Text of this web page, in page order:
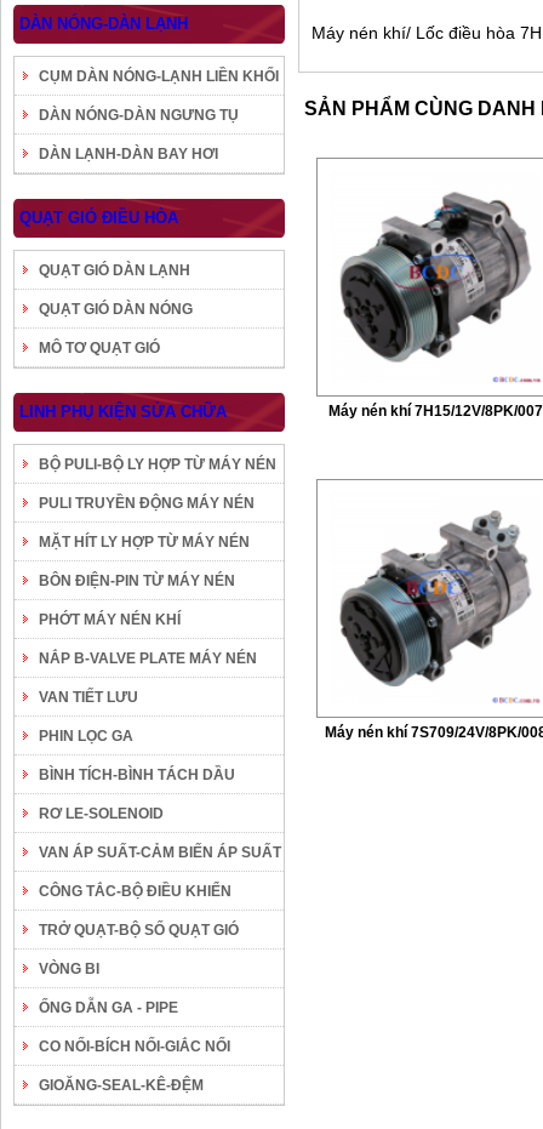
DÀN NÓNG-DÀN LẠNH
CỤM DÀN NÓNG-LẠNH LIỀN KHỐI
DÀN NÓNG-DÀN NGƯNG TỤ
DÀN LẠNH-DÀN BAY HƠI
QUẠT GIÓ ĐIỀU HÒA
QUẠT GIÓ DÀN LẠNH
QUẠT GIÓ DÀN NÓNG
MÔ TƠ QUẠT GIÓ
LINH PHỤ KIỆN SỬA CHỮA
BỘ PULI-BỘ LY HỢP TỪ MÁY NÉN
PULI TRUYỀN ĐỘNG MÁY NÉN
MẶT HÍT LY HỢP TỪ MÁY NÉN
BÔN ĐIỆN-PIN TỪ MÁY NÉN
PHỚT MÁY NÉN KHÍ
NẮP B-VALVE PLATE MÁY NÉN
VAN TIẾT LƯU
PHIN LỌC GA
BÌNH TÍCH-BÌNH TÁCH DẦU
RƠ LE-SOLENOID
VAN ÁP SUẤT-CẢM BIẾN ÁP SUẤT
CÔNG TẮC-BỘ ĐIỀU KHIỂN
TRỞ QUẠT-BỘ SỐ QUẠT GIÓ
VÒNG BI
ỐNG DẪN GA - PIPE
CO NỐI-BÍCH NỐI-GIẮC NỐI
GIOĂNG-SEAL-KÊ-ĐỆM
Máy nén khí/ Lốc điều hòa
SẢN PHẨM CÙNG
Máy nén khí 7H15/12V/8PK/
Máy nén khí 7S709/24V/8PK/